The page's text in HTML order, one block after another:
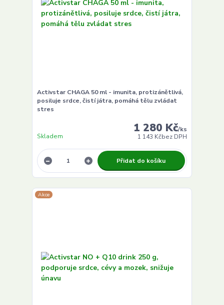
Activstar CHAGA 50 ml - imunita, protizánětlivá,
posiluje srdce, čistí játra, pomáhá tělu zvládat
stres
1 280 Kč/ks
1 143 Kčbez DPH
Skladem
Přidat do košíku
Akce